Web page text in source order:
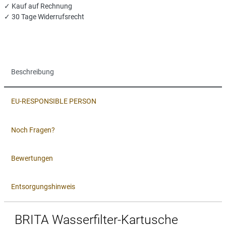
✓ Kauf auf Rechnung
✓ 30 Tage Widerrufsrecht
Beschreibung
EU-RESPONSIBLE PERSON
Noch Fragen?
Bewertungen
Entsorgungshinweis
BRITA Wasserfilter-Kartusche